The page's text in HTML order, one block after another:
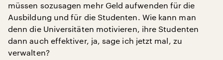
müssen sozusagen mehr Geld aufwenden für die
Ausbildung und für die Studenten. Wie kann man
denn die Universitäten motivieren, ihre Studenten
dann auch effektiver, ja, sage ich jetzt mal, zu
verwalten?